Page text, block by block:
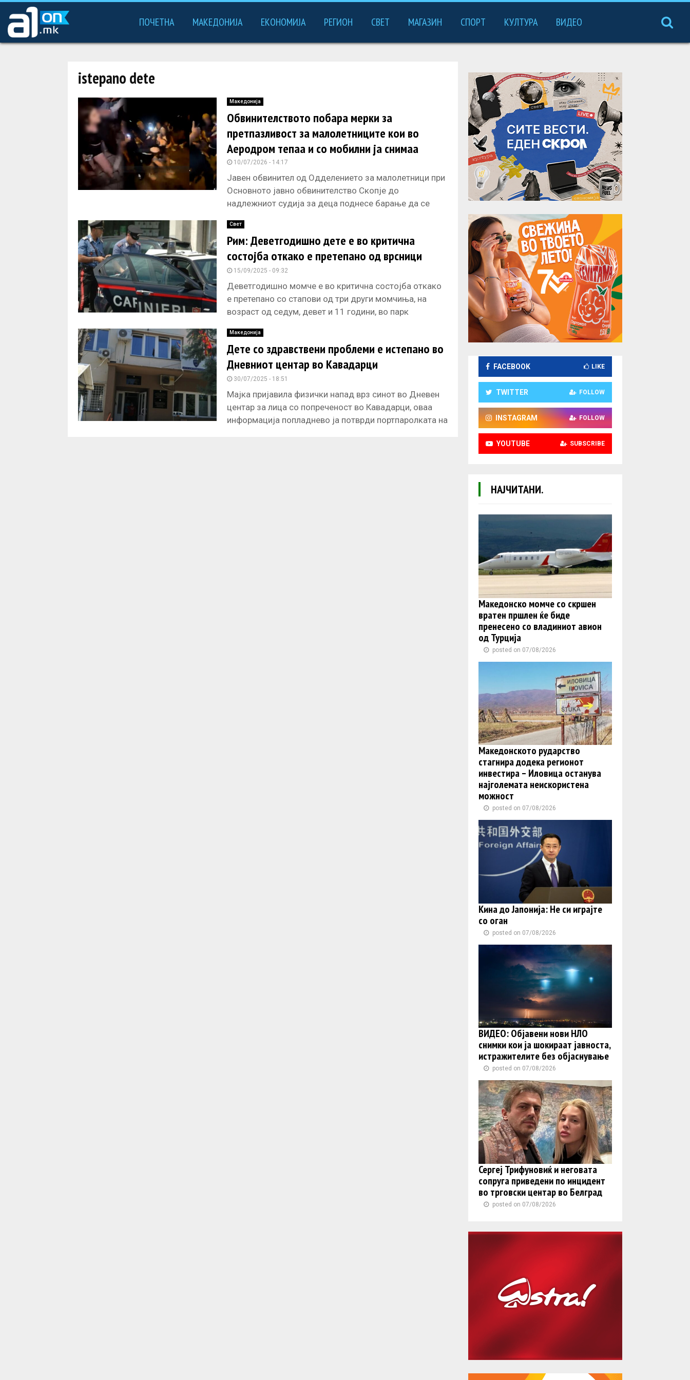
ПОЧЕТНА МАКЕДОНИЈА ЕКОНОМИЈА РЕГИОН СВЕТ МАГАЗИН СПОРТ КУЛТУРА ВИДЕО
istepano dete
Македонија
Обвинителството побара мерки за
претпазливост за малолетниците кои во
Аеродром тепаа и со мобилни ја снимаа
жртвата
10/07/2026 - 14:17
Јавен обвинител од Одделението за малолетници при
Основното јавно обвинителство Скопје до
надлежниот судија за деца поднесе барање да се
Свет
Рим: Деветгодишно дете е во критична
состојба откако е претепано од врсници
15/09/2025 - 09:32
Деветгодишно момче е во критична состојба откако
е претепано со стапови од три други момчиња, на
возраст од седум, девет и 11 години, во парк
Македонија
Дете со здравствени проблеми e истепано во
Дневниот центар во Кавадарци
30/07/2025 - 18:51
Мајка пријавила физички напад врз синот во Дневен
центар за лица со попреченост во Кавадарци, оваа
информација попладнево ја потврди портпаролката на
FACEBOOK LIKE
TWITTER FOLLOW
INSTAGRAM FOLLOW
YOUTUBE SUBSCRIBE
НАЈЧИТАНИ.
Македонско момче со скршен
вратен пршлен ќе биде
пренесено со владиниот авион
од Турција
posted on 07/08/2026
Македонското рударство
стагнира додека регионот
инвестира – Иловица останува
најголемата неискористена
можност
posted on 07/08/2026
Кина до Јапонија: Не си играјте
со оган
posted on 07/08/2026
ВИДЕО: Објавени нови НЛО
снимки кои ја шокираат јавноста,
истражителите без објаснување
posted on 07/08/2026
Сергеј Трифуновиќ и неговата
сопруга приведени по инцидент
во трговски центар во Белград
posted on 07/08/2026